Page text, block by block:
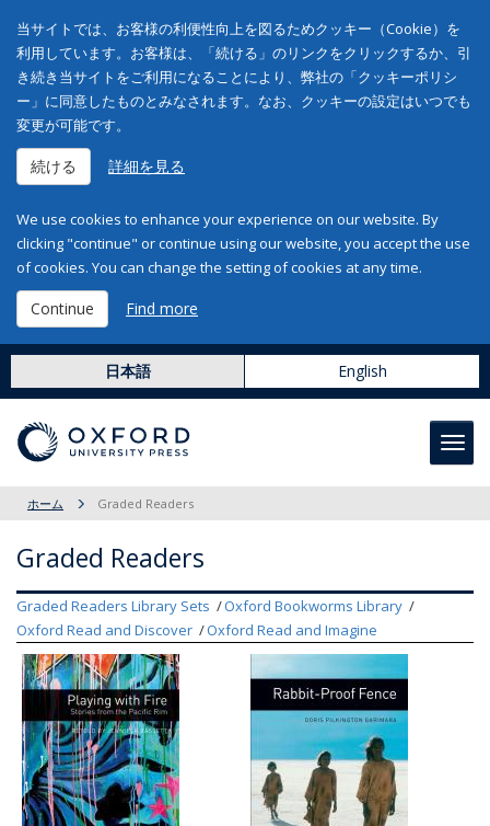
当サイトでは、お客様の利便性向上を図るためクッキー（Cookie）を
利用しています。お客様は、「続ける」のリンクをクリックするか、引
き続き当サイトをご利用になることにより、弊社の「クッキーポリシ
ー」に同意したものとみなされます。なお、クッキーの設定はいつでも
変更が可能です。
続ける 詳細を見る
We use cookies to enhance your experience on our website. By
clicking "continue" or continue using our website, you accept the use
of cookies. You can change the setting of cookies at any time.
Continue Find more
日本語 English
ホーム Graded Readers
Graded Readers
Graded Readers Library Sets
Oxford Bookworms Library
Oxford Read and Discover
Oxford Read and Imagine